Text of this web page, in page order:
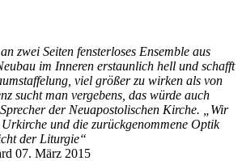
zwei Seiten fensterloses Ensemble aus
im Inneren erstaunlich hell und schafft
viel größer zu wirken als von
sucht man vergebens, das würde auch
der Neuapostolischen Kirche. „Wir
und die zurückgenommene Optik
der Liturgie“
07. März 2015